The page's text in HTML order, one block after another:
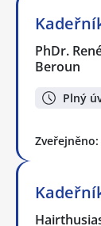
PhDr.
Beroun
Plný